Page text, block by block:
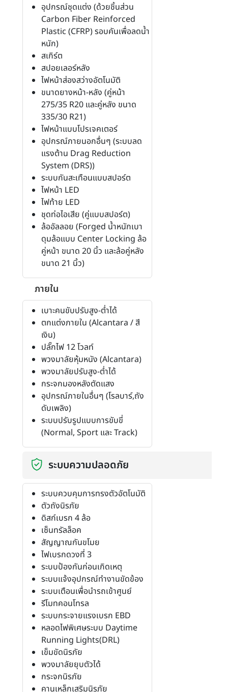
อุปกรณ์ชุดแต่ง (ด้วยชิ้นส่วน
Carbon Fiber Reinforced
Plastic (CFRP) รอบคันเพื่อลดน้ำ
หนัก)
สเกิร์ต
สปอยเลอร์หลัง
ไฟหน้าส่องสว่างอัตโนมัติ
ขนาดยางหน้า-หลัง (คู่หน้า
275/35 R20 และคู่หลัง ขนาด
335/30 R21)
ไฟหน้าแบบโปรเจคเตอร์
อุปกรณ์ภายนอกอื่นๆ (ระบบลด
แรงต้าน Drag Reduction
System (DRS))
ระบบกันสะเทือนแบบสปอร์ต
ไฟหน้า LED
ไฟท้าย LED
ชุดท่อไอเสีย (คู่แบบสปอร์ต)
ล้ออัลลอย (Forged น้ำหนักเบา
ดุมล้อแบบ Center Locking ล้อ
คู่หน้า ขนาด 20 นิ้ว และล้อคู่หลัง
ขนาด 21 นิ้ว)
ภายใน
เบาะคนขับปรับสูง-ต่ำได้
ตกแต่งภายใน (Alcantara / สี
เงิน)
ปลั๊กไฟ 12 โวลท์
พวงมาลัยหุ้มหนัง (Alcantara)
พวงมาลัยปรับสูง-ต่ำได้
กระจกมองหลังตัดแสง
อุปกรณ์ภายในอื่นๆ (โรลบาร์,ถัง
ดับเพลิง)
ระบบปรับรูปแบบการขับขี่
(Normal, Sport และ Track)
ระบบความปลอดภัย
ระบบควบคุมการทรงตัวอัตโนมัติ
ตัวถังนิรภัย
ดิสก์เบรก 4 ล้อ
เซ็นทรัลล็อค
สัญญาณกันขโมย
ไฟเบรกดวงที่ 3
ระบบป้องกันก่อนเกิดเหตุ
ระบบแจ้งอุปกรณ์ทำงานขัดข้อง
ระบบเตือนเพื่อนำรถเข้าศูนย์
รีโมทคอนโทรล
ระบบกระจายแรงเบรก EBD
หลอดไฟพิเศษระบบ Daytime
Running Lights(DRL)
เข็มขัดนิรภัย
พวงมาลัยยุบตัวได้
กระจกนิรภัย
คานเหล็กเสริมนิรภัย